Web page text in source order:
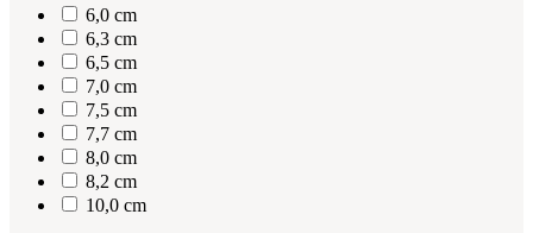
6,0 cm
6,3 cm
6,5 cm
7,0 cm
7,5 cm
7,7 cm
8,0 cm
8,2 cm
10,0 cm